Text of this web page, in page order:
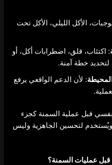
الأكل الليلي، الأكل تحت
: اكتئاب، قلق، اضطرابات أكل، أو
خطة آمنة.
: لأن الدعم الواقعي يرفع
قبل عملية السمنة كجزء
لتحسين الجاهزية وليس
قبل عمليات السمنة؟